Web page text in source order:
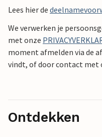
Lees hier de
We verwerken je
met onze
moment afmelden via de
vindt, of door contact met
Ontdekken